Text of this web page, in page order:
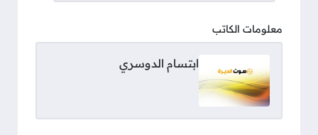
معلومات الكاتب
ابتسام الدوسري